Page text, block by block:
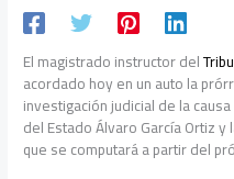
El magistrado instructor del
acordado hoy en un auto la
investigación judicial de la
del Estado Álvaro García Ortiz
que se computará a partir del